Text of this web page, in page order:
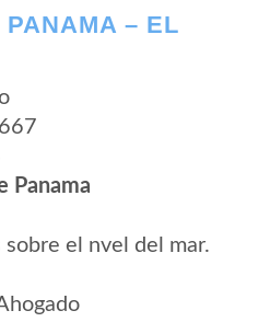
– EL
Panama
el nvel del mar.